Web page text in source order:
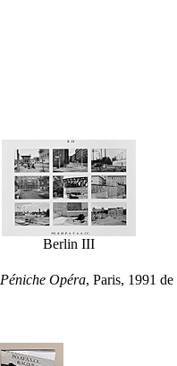
Berlin III
Péniche Opéra, Paris, 1991 de